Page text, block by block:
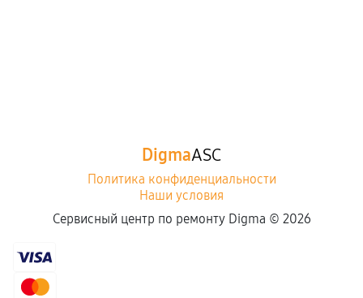
DigmaASC
Политика конфиденциальности
Наши условия
Сервисный центр по ремонту Digma © 2026